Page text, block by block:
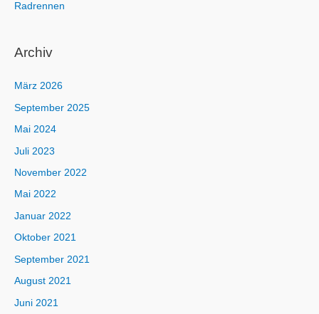
Radrennen
Archiv
März 2026
September 2025
Mai 2024
Juli 2023
November 2022
Mai 2022
Januar 2022
Oktober 2021
September 2021
August 2021
Juni 2021